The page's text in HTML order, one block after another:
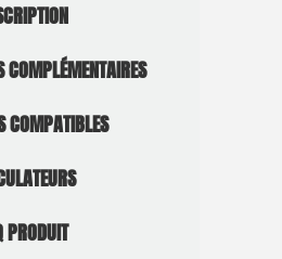
COMPLÉMENTAIRES
COMPATIBLES
PRODUIT